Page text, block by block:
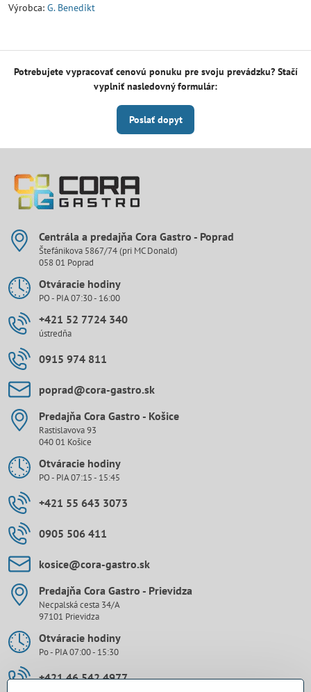
Výrobca: G. Benedikt
Potrebujete vypracovať cenovú ponuku pre svoju prevádzku? Stačí
vyplniť nasledovný formulár:
Poslať dopyt
Centrála a predajňa Cora Gastro - Poprad
Štefánikova 5867/74 (pri MC Donald)
058 01 Poprad
Otváracie hodiny
PO - PIA 07:30 - 16:00
+421 52 7724 340
ústredňa
0915 974 811
poprad​@cora-gastro​.sk
Predajňa Cora Gastro - Košice
Rastislavova 93
040 01 Košice
Otváracie hodiny
PO - PIA 07:15 - 15:45
+421 55 643 3073
0905 506 411
kosice​@cora-gastro​.sk
Predajňa Cora Gastro - Prievidza
Necpalská cesta 34/A
97101 Prievidza
Otváracie hodiny
Po - PIA 07:00 - 15:30
+421 46 542 4977